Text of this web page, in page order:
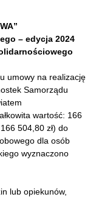
– edycja 2024
umowy na realizację
Samorządu
wartość: 166
504,80 zł) do
dla osób
wyznaczono
lub opiekunów,